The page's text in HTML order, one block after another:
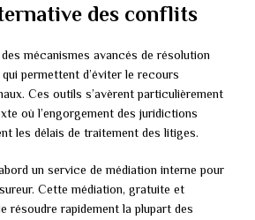
des conflits
mécanismes avancés de résolution
permettent d’éviter le recours
Ces outils s’avèrent particulièrement
où l’engorgement des juridictions
les délais de traitement des litiges.
un service de médiation interne pour
Cette médiation, gratuite et
résoudre rapidement la plupart des